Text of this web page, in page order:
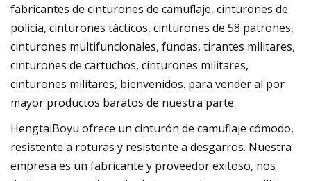
fabricantes de cinturones de camuflaje, cinturones de
policía, cinturones tácticos, cinturones de 58 patrones,
cinturones multifuncionales, fundas, tirantes militares,
cinturones de cartuchos, cinturones militares,
cinturones militares, bienvenidos. para vender al por
mayor productos baratos de nuestra parte.
HengtaiBoyu ofrece un cinturón de camuflaje cómodo,
resistente a roturas y resistente a desgarros. Nuestra
empresa es un fabricante y proveedor exitoso, nos